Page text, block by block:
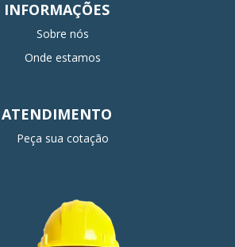
INFORMAÇÕES
Sobre nós
Onde estamos
ATENDIMENTO
Peça sua cotação